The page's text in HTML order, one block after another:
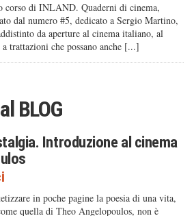
corso di INLAND. Quaderni di cinema,
dal numero #5, dedicato a Sergio Martino,
da aperture al cinema italiano, al
a trattazioni che possano anche [...]
BLOG
Introduzione al cinema
in poche pagine la poesia di una vita,
quella di Theo Angelopoulos, non è